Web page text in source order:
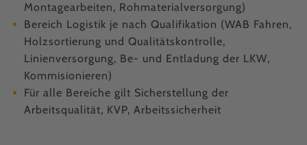
Montagearbeiten, Rohmaterialversorgung)
Bereich Logistik je nach Qualifikation (WAB Fahren,
Holzsortierung und Qualitätskontrolle,
Linienversorgung, Be- und Entladung der LKW,
Kommisionieren)
Für alle Bereiche gilt Sicherstellung der
Arbeitsqualität, KVP, Arbeitssicherheit